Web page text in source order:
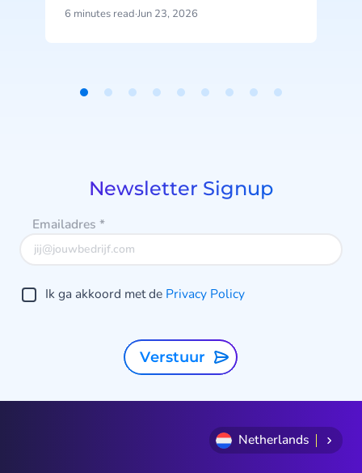
6 minutes read·Jun 23, 2026
Newsletter Signup
Emailadres *
Ik ga akkoord met de Privacy Policy
Verstuur
Netherlands